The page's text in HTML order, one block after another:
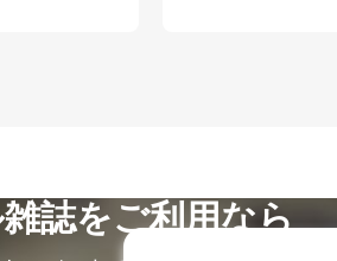
業及びお客様がご購入された商品の発売元
ス、キャンペーン等の広告に関するご案内
誌をご利用なら